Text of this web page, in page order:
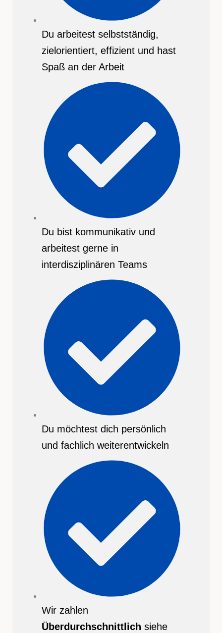
Du arbeitest selbstständig,
zielorientiert, effizient und hast
Spaß an der Arbeit
Du bist kommunikativ und
arbeitest gerne in
interdisziplinären Teams
Du möchtest dich persönlich
und fachlich weiterentwickeln
Wir zahlen
Überdurchschnittlich siehe